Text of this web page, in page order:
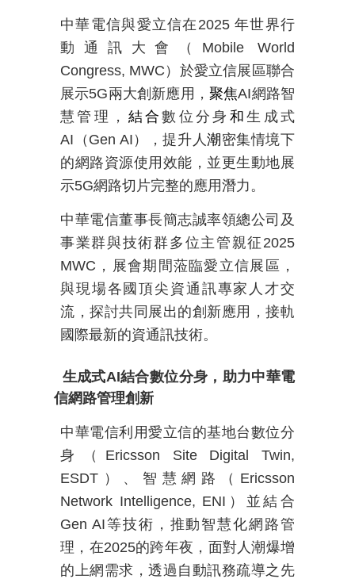
中華電信與愛立信在 2025年世界行
動通訊大會（ Mobile World
Congress, MWC ）於愛立信展區聯合
展示5G兩大創新應用，聚焦AI網路智
慧管理， 結合數位分身 和生成式
AI （ Gen AI ），提升人潮 密集情境下
的網路資源使用效能，並更生動地展
示5G網路切片完整的應用潛力。
中華電信董事長簡志誠率領總公司及
事業群與技術群多位主管親征 2025
MWC ，展會期間蒞臨愛立信展區，
與現場各國頂尖資通訊專家人才交
流，探討共同展出的創新應用，接軌
國際最新的資通訊技術。
生成式AI結合數位分身，助力中華電
信網路管理創新
中華電信利用愛立信的基地台數位分
身（ Ericsson Site Digital Twin,
ESDT ）、智慧網路（ Ericsson
Network Intelligence, ENI ）並結合
Gen AI等技術，推動智慧化網路管
理，在2025的跨年夜，面對人潮爆增
的上網需求，透過自動訊務疏導之先